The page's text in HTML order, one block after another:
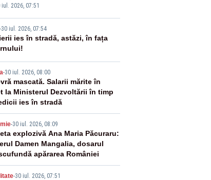
iul. 2026, 07:51
30 iul. 2026, 07:54
ies în stradă, astăzi, în fața
-30 iul. 2026, 08:00
mascată. Salarii mărite în
la Ministerul Dezvoltării în timp
ies în stradă
-30 iul. 2026, 08:09
explozivă Ana Maria Păcuraru:
Damen Mangalia, dosarul
apărarea României
-30 iul. 2026, 07:51